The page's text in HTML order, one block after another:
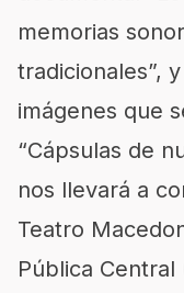
memorias
tradicionales”,
imágenes que
“Cápsulas de
nos llevará a
Teatro
Pública Central